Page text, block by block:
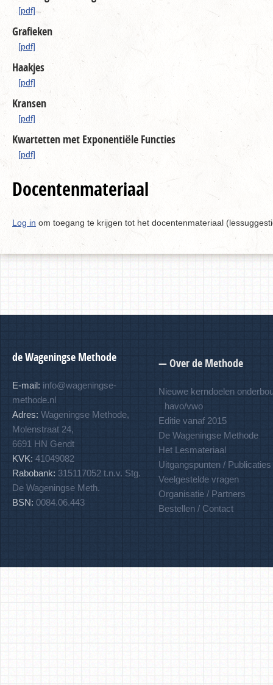
[pdf]
Grafieken
[pdf]
Haakjes
[pdf]
Kransen
[pdf]
Kwartetten met Exponentiële Functies
[pdf]
Docentenmateriaal
Log in om toegang te krijgen tot het docentenmateriaal
de Wageningse Methode
E-mail: info@wageningse-
methode.nl
Adres: Wageningse Methode,
Molenstraat 24,
6691 HN Gendt
KVK: 41049082
Rabobank: 315117052 t.n.v. Stg.
De Wageningse Meth.
BSN: 0084.06.443
— Over de Methode
Nieuwe kerndoelen
havo/vwo
Editie vanaf 2015
De Wageningse Methode
Het Lesmateriaal
Uitgangspunten / Publicaties
Veelgestelde vragen
Organisatie / Partners
Bestellen / Contact